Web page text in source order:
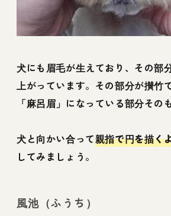
犬にも眉毛が生えており、その部
上がっています。その部分が攅竹
「麻呂眉」になっている部分その
犬と向かい合って親指で円を描く
してみましょう。
風池（ふうち）